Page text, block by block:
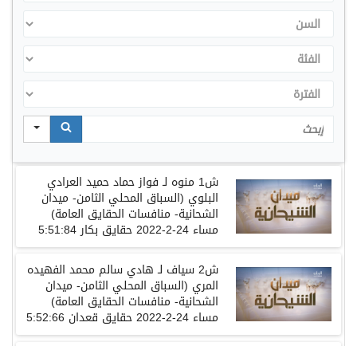
السن
الفئة
الفترة
Search
ش1 منوه لـ فواز حماد حميد العرادي
البلوي (السباق المحلي الثامن- ميدان
الشحانية- منافسات الحقايق العامة)
مساء 24-2-2022 حقايق بكار 5:51:84
ش2 سياف لـ هادي سالم محمد الفهيده
المري (السباق المحلي الثامن- ميدان
الشحانية- منافسات الحقايق العامة)
مساء 24-2-2022 حقايق قعدان 5:52:66